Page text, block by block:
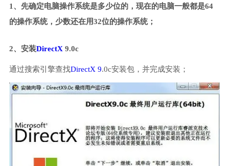
1、先确定电脑操作系统是多少位的，现在的电脑一般都是64
的操作系统，少数还在用32位的操作系统；
2、安装DirectX 9.0c
通过搜索引擎查找DirectX 9.0c安装包，并完成安装；